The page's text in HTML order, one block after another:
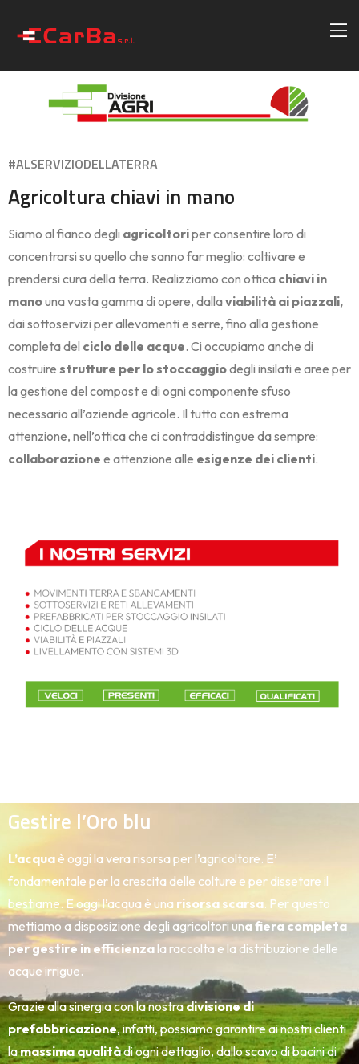
#ALSERVIZIODELLATERRA
Agricoltura chiavi in mano
Siamo al fianco degli agricoltoriper consentire loro di
concentrarsi su quello che sanno far meglio: coltivare e
prendersi cura della terra. Realizziamo con ottica chiavi in
manouna vasta gamma di opere, dallaviabilità ai piazzali,
dai sottoservizi per allevamenti e serre, fino alla gestione
completa del ciclo delle acque. Ci occupiamo anche di
costruire strutture per lo stoccaggiodegli insilati e aree per
la gestione del compost e di ogni componente sfuso
necessario all’aziende agricole. Il tutto con estrema
attenzione, nell’ottica che ci contraddistingue da sempre:
collaborazione e attenzione alle esigenze dei clienti.
Gestire l’Oro blu
L’acquaè oggi la vera risorsa per l’agricoltore. E’
fondamentale per la crescita delle colture e per dissetare il
bestiame. E oggi l’acqua è una risorsa scarsa. Per questo
mettiamo a disposizione degli agricoltori una fiera completa
per gestire in efficienzala raccolta e la distribuzione delle
acque irrigue.
Grazie alla sinergia con la nostradivisione di
prefabbricazione, infatti, possiamo garantire ai nostri clienti
lamassima qualitàdi ogni dettaglio, dallo scavo di bacini di